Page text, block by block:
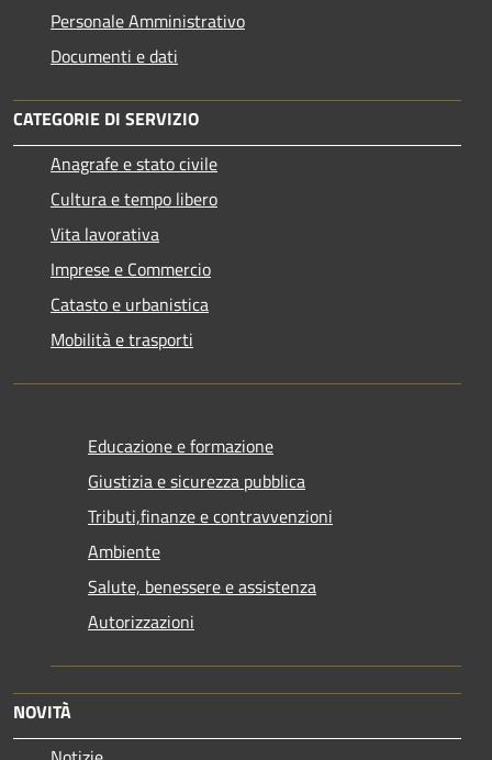
Personale Amministrativo
Documenti e dati
CATEGORIE DI SERVIZIO
Anagrafe e stato civile
Cultura e tempo libero
Vita lavorativa
Imprese e Commercio
Catasto e urbanistica
Mobilità e trasporti
Educazione e formazione
Giustizia e sicurezza pubblica
Tributi,finanze e contravvenzioni
Ambiente
Salute, benessere e assistenza
Autorizzazioni
NOVITÀ